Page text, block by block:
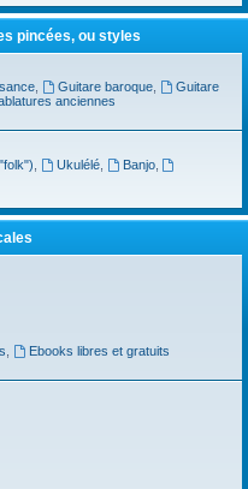
pincées, ou styles
, Guitare baroque,
Guitare
anciennes
Ukulélé, Banjo,
Ebooks libres et gratuits